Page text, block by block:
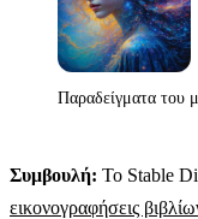
Παραδείγματα του
Συμβουλή: Το Stable
εικονογραφήσεις